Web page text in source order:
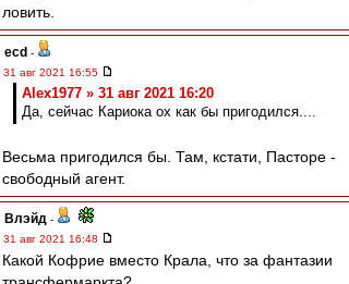
ловить.
ecd -
31 авг 2021 16:55
Alex1977 » 31 авг 2021 16:20
Да, сейчас Кариока ох как бы пригодился....
Весьма пригодился бы. Там, кстати, Пасторе -
свободный агент.
Влэйд -
31 авг 2021 16:48
Какой Кофрие вместо Крала, что за фантазии